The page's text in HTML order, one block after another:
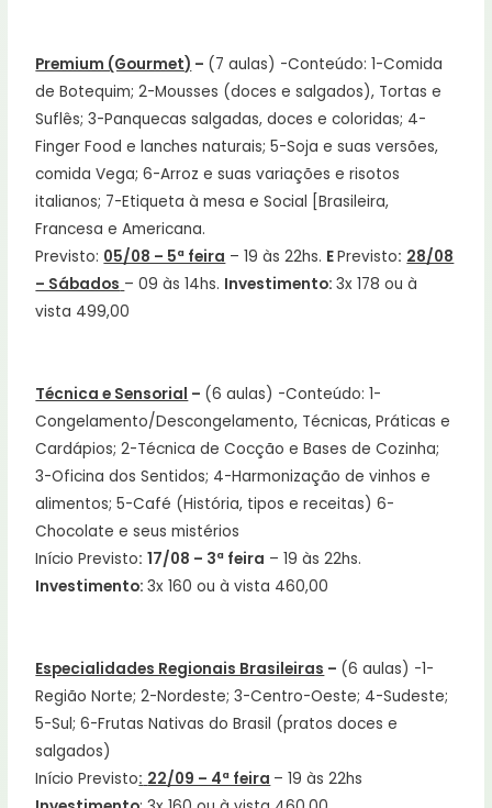
Premium (Gourmet) – (7 aulas) -Conteúdo: 1-Comida
de Botequim; 2-Mousses (doces e salgados), Tortas e
Suflês; 3-Panquecas salgadas, doces e coloridas; 4-
Finger Food e lanches naturais; 5-Soja e suas versões,
comida Vega; 6-Arroz e suas variações e risotos
italianos; 7-Etiqueta à mesa e Social [Brasileira,
Francesa e Americana.
Previsto: 05/08 – 5ª feira – 19 às 22hs. EPrevisto: 28/08
– Sábados – 09 às 14hs. Investimento:3x 178 ou à
vista 499,00
Técnica e Sensorial – (6 aulas) -Conteúdo: 1-
Congelamento/Descongelamento, Técnicas, Práticas e
Cardápios; 2-Técnica de Cocção e Bases de Cozinha;
3-Oficina dos Sentidos; 4-Harmonização de vinhos e
alimentos; 5-Café (História, tipos e receitas) 6-
Chocolate e seus mistérios
Início Previsto: 17/08 – 3ª feira – 19 às 22hs.
Investimento:3x 160 ou à vista 460,00
Especialidades Regionais Brasileiras – (6 aulas) -1-
Região Norte; 2-Nordeste; 3-Centro-Oeste; 4-Sudeste;
5-Sul; 6-Frutas Nativas do Brasil (pratos doces e
salgados)
Início Previsto: 22/09 – 4ª feira – 19 às 22hs